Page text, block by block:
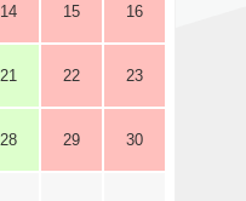
14 15 16
21 22 23
28 29 30